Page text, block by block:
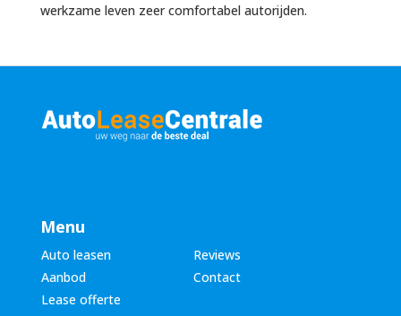
werkzame leven zeer comfortabel autorijden.
Menu
Auto leasen
Reviews
Aanbod
Contact
Lease offerte